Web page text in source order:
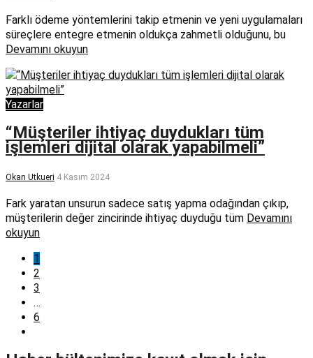
Farklı ödeme yöntemlerini takip etmenin ve yeni uygulamaları
süreçlere entegre etmenin oldukça zahmetli olduğunu, bu
Devamını okuyun
Yazarlar
“Müşteriler ihtiyaç duydukları tüm
işlemleri dijital olarak yapabilmeli”
Okan Utkueri 4 Kasım 2024
Fark yaratan unsurun sadece satış yapma odağından çıkıp,
müşterilerin değer zincirinde ihtiyaç duyduğu tüm Devamını
okuyun
1
2
3
…
6